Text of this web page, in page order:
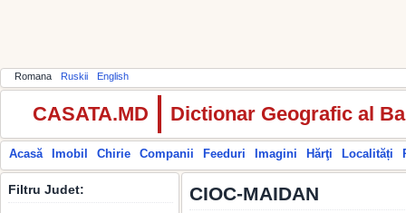
Romana Ruskii English
CASATA.MD Dictionar Geografic al
Acasă Imobil Chirie Companii Feeduri Imagini Hărţi Localități
Filtru Judet: CIOC-MAIDAN